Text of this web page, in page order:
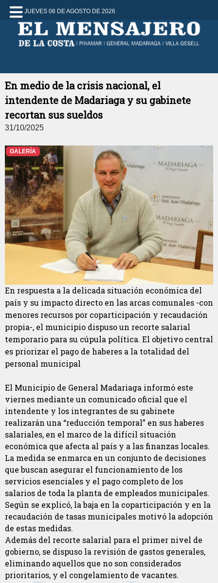
JUEVES 06 DE AGOSTO DE 2026
En medio de la crisis nacional, el
intendente de Madariaga y su gabinete
recortan sus sueldos
31/10/2025
GALERÍA
En respuesta a la delicada situación económica del
país y su impacto directo en las arcas comunales -con
menores recursos por coparticipación y recaudación
propia-, el municipio dispuso un recorte salarial
temporario para su cúpula política. El objetivo central
es priorizar el pago de haberes a la totalidad del
personal municipal
El Municipio de General Madariaga informó este
viernes mediante un comunicado oficial que el
intendente y los integrantes de su gabinete
realizarán una “reducción temporal” en sus haberes
salariales, en el marco de la difícil situación
económica que afecta al país y a las finanzas locales.
La medida se enmarca en un conjunto de decisiones
que buscan asegurar el funcionamiento de los
servicios esenciales y el pago completo de los
salarios de toda la planta de empleados municipales.
Según se explicó, la baja en la coparticipación y en la
recaudación de tasas municipales motivó la adopción
de estas medidas.
Además del recorte salarial para el primer nivel de
gobierno, se dispuso la revisión de gastos generales,
eliminando aquellos que no son considerados
prioritarios, y el congelamiento de vacantes.